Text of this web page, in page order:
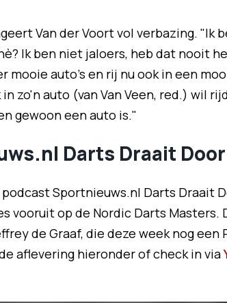
Van der Voort vol verbazing. "Ik
Ik ben niet jaloers, heb dat nooit
mooie auto's en rij nu ook in een
zo'n auto (van Van Veen, red.) wil
gewoon een auto is."
Darts Draait Door
Sportnieuws.nl Darts Draait
vooruit op de Nordic Darts Masters.
de Graaf, die deze week nog een
aflevering hieronder of check in via